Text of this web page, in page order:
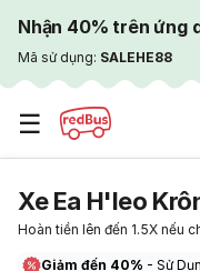
Nhận 40% trên ứng
Mã sử dụng: SALEHE88
☰
Xe Ea H'leo
Hoàn tiền lên đến 1.5X nếu
Giảm đến 40% - Sử